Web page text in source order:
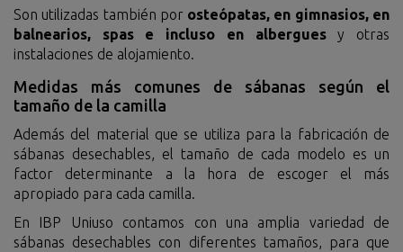
Son utilizadas también por osteópatas, en gimnasios, en
balnearios, spas e incluso en alberguesy otras
instalaciones de alojamiento.
Medidas más comunes de sábanas según el
tamaño de la camilla
Además del material que se utiliza para la fabricación de
sábanas desechables, el tamaño de cada modelo es un
factor determinante a la hora de escoger el más
apropiado para cada camilla.
En IBP Uniuso contamos con una amplia variedad de
sábanas desechables con diferentes tamaños, para que